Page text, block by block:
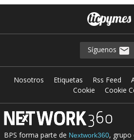
Síguenos
Nosotros Etiquetas Rss Feed
Cookie
Cookie
BPS forma parte de Nextwork360, grupo